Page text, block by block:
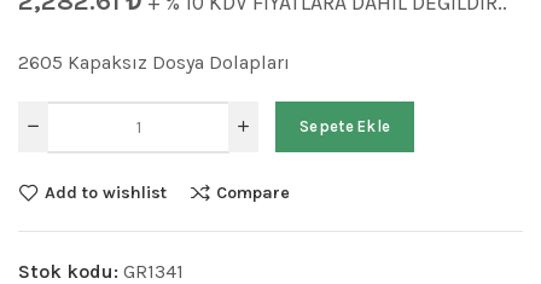
2605 Kapaksız Dosya Dolapları
Sepete Ekle
Add to wishlist Compare
Stok kodu: GR1341